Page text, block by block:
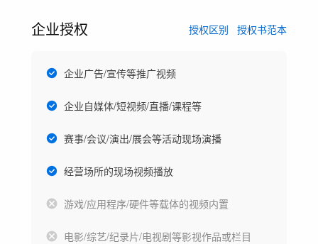
企业授权 授权区别 授权书范本
企业广告/宣传等推广视频
企业自媒体/短视频/直播/课程等
赛事/会议/演出/展会等活动现场演播
经营场所的现场视频播放
游戏/应用程序/硬件等载体的视频内置
电影/综艺/纪录片/电视剧等影视作品或栏目